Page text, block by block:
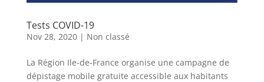
Tests COVID-19
Nov 28, 2020| Non classé
La Région Ile-de-France organise une campagne de
dépistage mobile gratuite accessible aux habitants